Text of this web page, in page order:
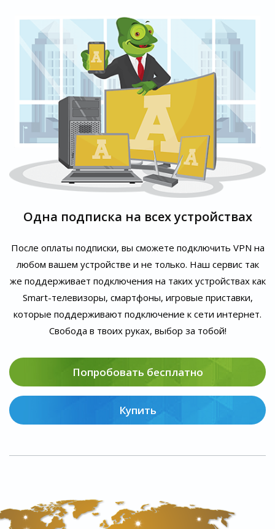
Одна подписка на всех устройствах
После оплаты подписки, вы сможете подключить VPN на
любом вашем устройстве и не только. Наш сервис так
же поддерживает подключения на таких устройствах как
Smart-телевизоры, смартфоны, игровые приставки,
которые поддерживают подключение к сети интернет.
Свобода в твоих руках, выбор за тобой!
Попробовать бесплатно
Купить